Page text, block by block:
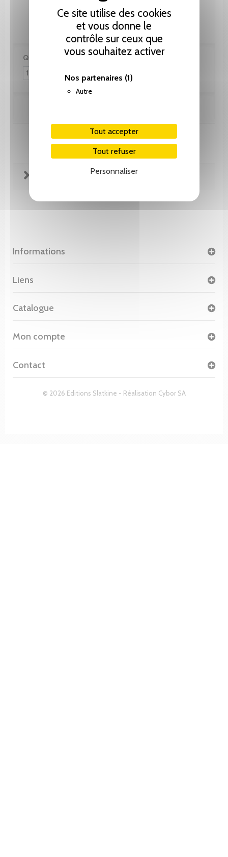
Ce site utilise des cookies
et vous donne le
contrôle sur ceux que
vous souhaitez activer
Nos partenaires (1)
Autre
Tout accepter
Tout refuser
Personnaliser
46.15 CHF
Quantité :
FICHE TECHNIQUE
Informations
© 2026 Editions Slatkine - Réalisation Cybor SA
Liens
Catalogue
Mon compte
Contact